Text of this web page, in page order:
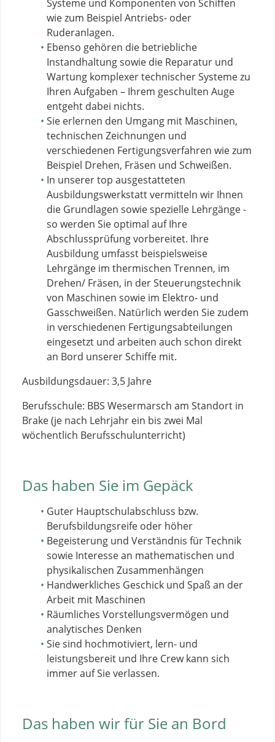
Systeme und Komponenten von Schiffen
wie zum Beispiel Antriebs- oder
Ruderanlagen.
Ebenso gehören die betriebliche
Instandhaltung sowie die Reparatur und
Wartung komplexer technischer Systeme zu
Ihren Aufgaben – Ihrem geschulten Auge
entgeht dabei nichts.
Sie erlernen den Umgang mit Maschinen,
technischen Zeichnungen und
verschiedenen Fertigungsverfahren wie zum
Beispiel Drehen, Fräsen und Schweißen.
In unserer top ausgestatteten
Ausbildungswerkstatt vermitteln wir Ihnen
die Grundlagen sowie spezielle Lehrgänge -
so werden Sie optimal auf Ihre
Abschlussprüfung vorbereitet. Ihre
Ausbildung umfasst beispielsweise
Lehrgänge im thermischen Trennen, im
Drehen/ Fräsen, in der Steuerungstechnik
von Maschinen sowie im Elektro- und
Gasschweißen. Natürlich werden Sie zudem
in verschiedenen Fertigungsabteilungen
eingesetzt und arbeiten auch schon direkt
an Bord unserer Schiffe mit.
Ausbildungsdauer: 3,5 Jahre
Berufsschule: BBS Wesermarsch am Standort in
Brake (je nach Lehrjahr ein bis zwei Mal
wöchentlich Berufsschulunterricht)
Das haben Sie im Gepäck
Guter Hauptschulabschluss bzw.
Berufsbildungsreife oder höher
Begeisterung und Verständnis für Technik
sowie Interesse an mathematischen und
physikalischen Zusammenhängen
Handwerkliches Geschick und Spaß an der
Arbeit mit Maschinen
Räumliches Vorstellungsvermögen und
analytisches Denken
Sie sind hochmotiviert, lern- und
leistungsbereit und Ihre Crew kann sich
immer auf Sie verlassen.
Das haben wir für Sie an Bord